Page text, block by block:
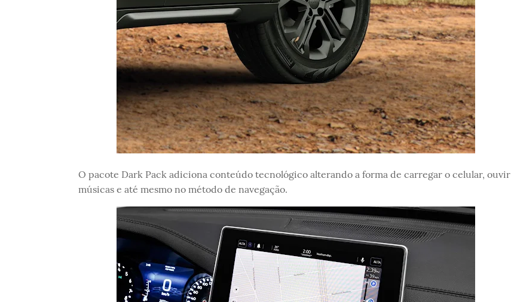
O pacote Dark Pack adiciona conteúdo tecnológico alterando a forma de carregar o celular, ouvir
músicas e até mesmo no método de navegação.